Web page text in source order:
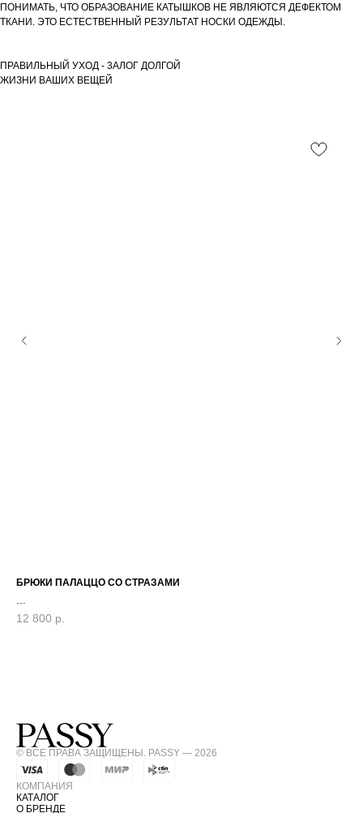
ПОНИМАТЬ, ЧТО ОБРАЗОВАНИЕ КАТЫШКОВ НЕ ЯВЛЯЮТСЯ ДЕФЕКТОМ
ТКАНИ. ЭТО ЕСТЕСТВЕННЫЙ РЕЗУЛЬТАТ НОСКИ ОДЕЖДЫ.
ПРАВИЛЬНЫЙ УХОД - 3АЛОГ ДОЛГОЙ
ЖИЗНИ ВАШИХ ВЕЩЕЙ
БРЮКИ ПАЛАЦЦО СО СТРАЗАМИ
12 800 р.
© ВСЕ ПРАВА ЗАЩИЩЕНЫ. PASSY — 2026
КОМПАНИЯ
КАТАЛОГ
О БРЕНДЕ